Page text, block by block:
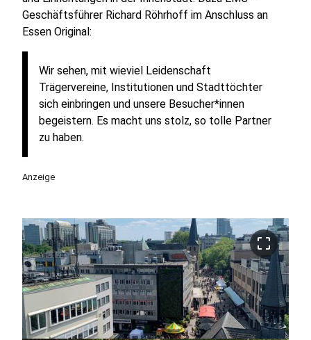
Geschäftsführer Richard Röhrhoff im Anschluss an
Essen Original:
Wir sehen, mit wieviel Leidenschaft
Trägervereine, Institutionen und Stadttöchter
sich einbringen und unsere Besucher*innen
begeistern. Es macht uns stolz, so tolle Partner
zu haben.
Anzeige
crop_free